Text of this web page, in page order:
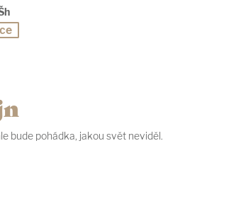
bude pohádka, jakou svět neviděl.